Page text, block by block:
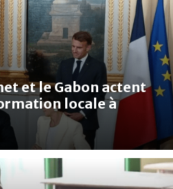
et le Gabon actent
locale à